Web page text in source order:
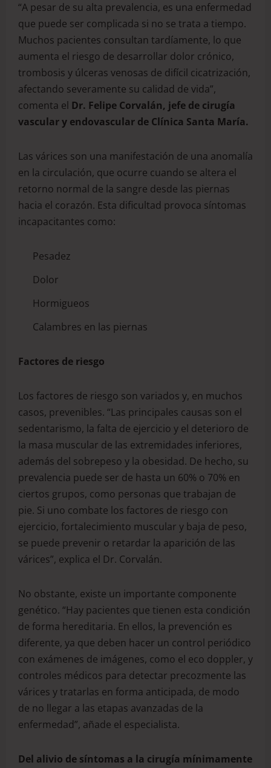
“A pesar de su alta prevalencia, es una enfermedad
que puede ser complicada si no se trata a tiempo.
Muchos pacientes consultan tardíamente, lo que
aumenta el riesgo de desarrollar dolor crónico,
trombosis y úlceras venosas de difícil cicatrización,
afectando severamente su calidad de vida”,
comenta el Dr. Felipe Corvalán, jefe de cirugía
vascular y endovascular de Clínica Santa María.
Las várices son una manifestación de una anomalía
en la circulación, que ocurre cuando se altera el
retorno normal de la sangre desde las piernas
hacia el corazón. Esta dificultad provoca síntomas
incapacitantes como:
Pesadez
Dolor
Hormigueos
Calambres en las piernas
Factores de riesgo
Los factores de riesgo son variados y, en muchos
casos, prevenibles. “Las principales causas son el
sedentarismo, la falta de ejercicio y el deterioro de
la masa muscular de las extremidades inferiores,
además del sobrepeso y la obesidad. De hecho, su
prevalencia puede ser de hasta un 60% o 70% en
ciertos grupos, como personas que trabajan de
pie. Si uno combate los factores de riesgo con
ejercicio, fortalecimiento muscular y baja de peso,
se puede prevenir o retardar la aparición de las
várices”, explica el Dr. Corvalán.
No obstante, existe un importante componente
genético. “Hay pacientes que tienen esta condición
de forma hereditaria. En ellos, la prevención es
diferente, ya que deben hacer un control periódico
con exámenes de imágenes, como el eco doppler, y
controles médicos para detectar precozmente las
várices y tratarlas en forma anticipada, de modo
de no llegar a las etapas avanzadas de la
enfermedad”, añade el especialista.
Del alivio de síntomas a la cirugía mínimamente